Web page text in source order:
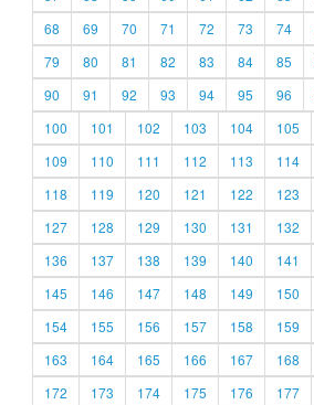
68
69 70 71 72 73 74
79
80 81 82 83 84 85
90
91 92 93 94 95 96
100
101 102 103 104 105
109
110 111 112 113 114
118
119 120 121 122 123
127
128 129 130 131 132
136
137 138 139 140 141
145
146 147 148 149 150
154
155 156 157 158 159
163
164 165 166 167 168
172
173 174 175 176 177